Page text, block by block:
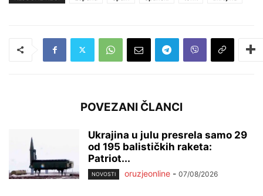
POVEZANI ČLANCI
Ukrajina u julu presrela samo 29
od 195 balističkih raketa:
Patriot...
NOVOSTI oruzjeonline - 07/08/2026